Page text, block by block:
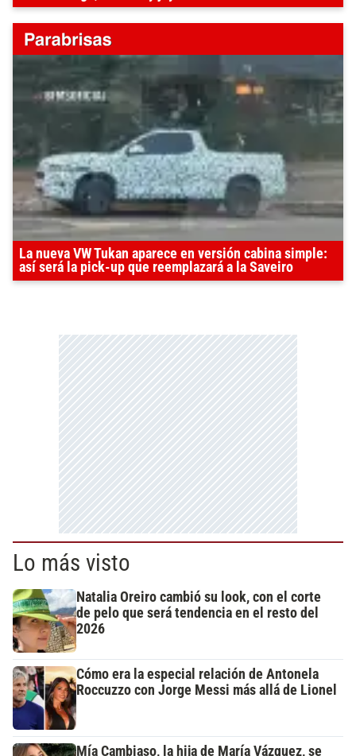
La nueva VW Tukan aparece en versión cabina simple:
así será la pick-up que reemplazará a la Saveiro
Lo más visto
Natalia Oreiro cambió su look, con el corte
de pelo que será tendencia en el resto del
2026
Cómo era la especial relación de Antonela
Roccuzzo con Jorge Messi más allá de Lionel
Mía Cambiaso, la hija de María Vázquez, se